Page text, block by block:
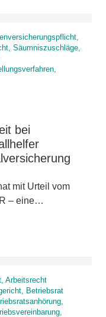
Säumniszuschläge,
bei
mit Urteil vom
– eine…
Arbeitsrecht
Betriebsrat